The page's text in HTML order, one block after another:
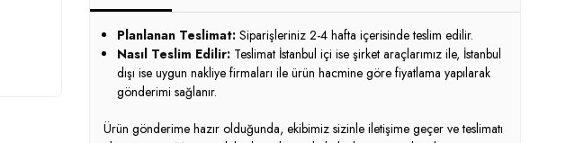
Planlanan Teslimat: Siparişleriniz 2-4 hafta içerisinde teslim edilir.
Nasıl Teslim Edilir: Teslimat İstanbul içi ise şirket araçlarımız ile, İstanbul
dışı ise uygun nakliye firmaları ile ürün hacmine göre fiyatlama yapılarak
gönderimi sağlanır.
Ürün gönderime hazır olduğunda, ekibimiz sizinle iletişime geçer ve teslimatı